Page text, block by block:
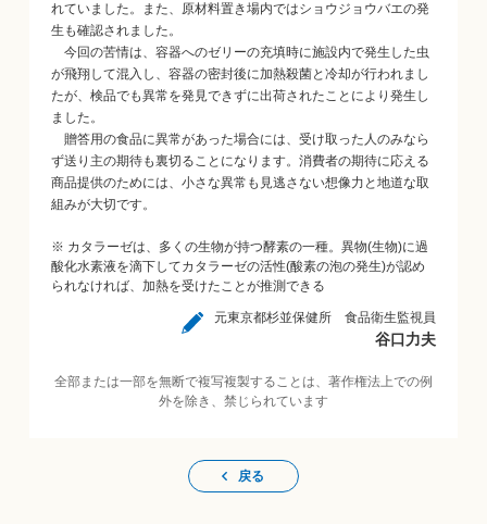
れていました。また、原材料置き場内ではショウジョウバエの発
生も確認されました。
今回の苦情は、容器へのゼリーの充填時に施設内で発生した虫
が飛翔して混入し、容器の密封後に加熱殺菌と冷却が行われまし
たが、検品でも異常を発見できずに出荷されたことにより発生し
ました。
贈答用の食品に異常があった場合には、受け取った人のみなら
ず送り主の期待も裏切ることになります。消費者の期待に応える
商品提供のためには、小さな異常も見逃さない想像力と地道な取
組みが大切です。
※ カタラーゼは、多くの生物が持つ酵素の一種。異物(生物)に過
酸化水素液を滴下してカタラーゼの活性(酸素の泡の発生)が認め
られなければ、加熱を受けたことが推測できる
元東京都杉並保健所 食品衛生監視員
谷口力夫
全部または一部を無断で複写複製することは、著作権法上での例
外を除き、禁じられています
戻る